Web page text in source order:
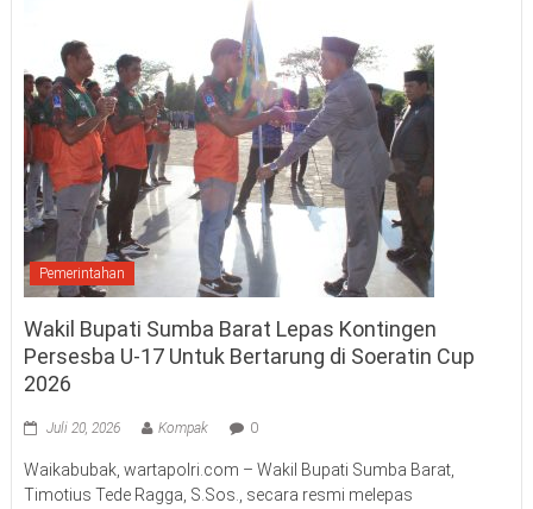
Pemerintahan
Wakil Bupati Sumba Barat Lepas Kontingen
Persesba U-17 Untuk Bertarung di Soeratin Cup
2026
Juli 20, 2026 Kompak 0
Waikabubak, wartapolri.com – Wakil Bupati Sumba Barat,
Timotius Tede Ragga, S.Sos., secara resmi melepas